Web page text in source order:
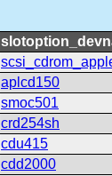
aplcd150
smoc501
crd254sh
cdu415
cdd2000